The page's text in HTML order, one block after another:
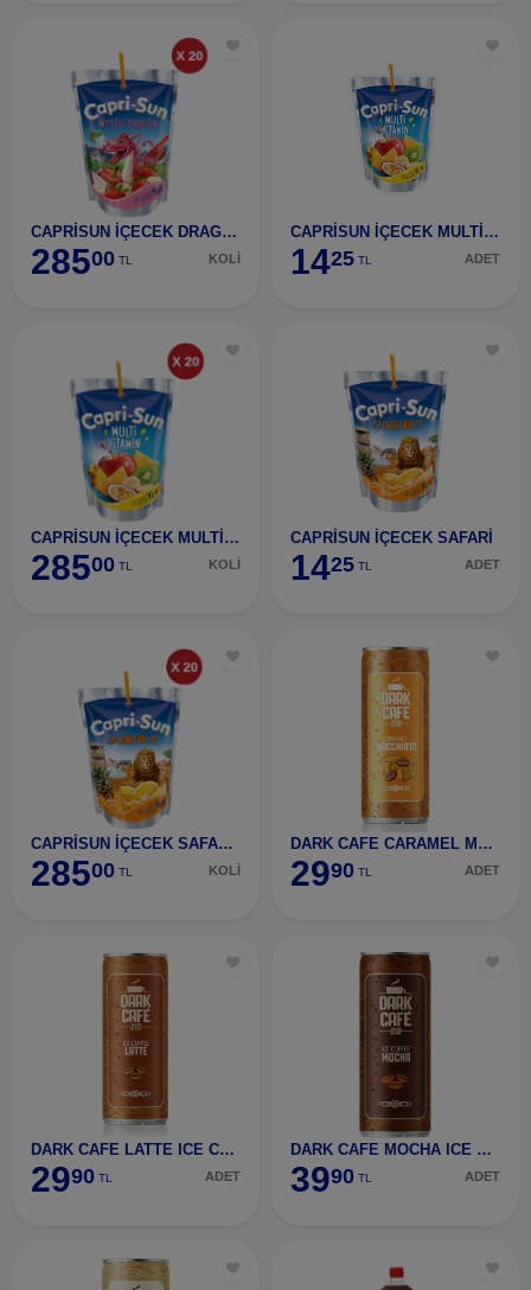
CAPRİSUN İÇECEK DRAGON 20 ADET
28500 TL KOLİ
CAPRİSUN İÇECEK MULTİVİTAMİN
1425 TL ADET
CAPRİSUN İÇECEK MULTİVİTAMİN 20 ADET
28500 TL KOLİ
CAPRİSUN İÇECEK SAFARİ
1425 TL ADET
CAPRİSUN İÇECEK SAFARİ 20 ADET
28500 TL KOLİ
DARK CAFE CARAMEL MACCHIATO ICE COFFE 250 ML
2990 TL ADET
DARK CAFE LATTE ICE COFFEE 250 ML
2990 TL ADET
DARK CAFE MOCHA ICE COFFEE 250 ML
3990 TL ADET